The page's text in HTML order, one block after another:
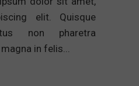
elit. Quisque
non pharetra
in felis...